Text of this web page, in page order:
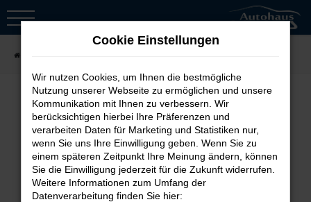
Zum
Fehler: Network Error
Beim Laden ist ein Fehler aufgetreten.
Hier sind ein paar Tipps, die dir helfen
können:
Cookie Einstellungen
Wir nutzen Cookies, um Ihnen die bestmögliche
Nutzung unserer Webseite zu ermöglichen und unsere
Kommunikation mit Ihnen zu verbessern. Wir
berücksichtigen hierbei Ihre Präferenzen und
verarbeiten Daten für Marketing und Statistiken nur,
wenn Sie uns Ihre Einwilligung geben. Wenn Sie zu
einem späteren Zeitpunkt Ihre Meinung ändern, können
Sie die Einwilligung jederzeit für die Zukunft widerrufen.
Weitere Informationen zum Umfang der
Datenverarbeitung finden Sie hier: